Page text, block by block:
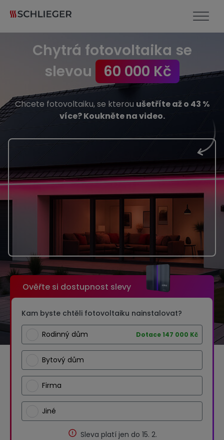
Chytrá fotovoltaika se
slevou
60 000 Kč
Chcete fotovoltaiku, se kterou ušetříte až o 43 %
více? Koukněte na video.
Ověřte si dostupnost slevy
Kam byste chtěli fotovoltaiku nainstalovat?
Rodinný dům Dotace 147 000 Kč
Bytový dům
Firma
Jiné
Sleva platí jen do 15. 2.